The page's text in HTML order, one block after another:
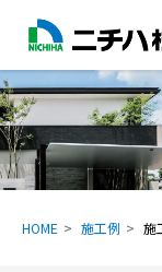
HOME 施工例 施